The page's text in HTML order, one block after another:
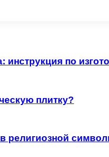
инструкция по
плитку?
религиозной